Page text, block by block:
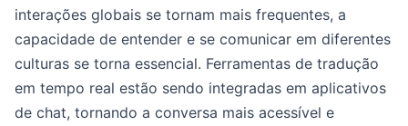
interações globais se tornam mais frequentes, a
capacidade de entender e se comunicar em diferentes
culturas se torna essencial. Ferramentas de tradução
em tempo real estão sendo integradas em aplicativos
de chat, tornando a conversa mais acessível e